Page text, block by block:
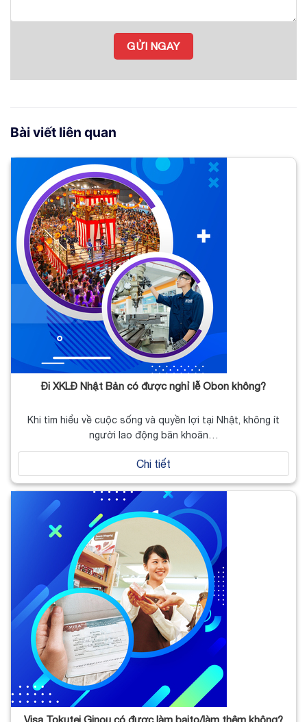
Bài viết liên quan
Đi XKLĐ Nhật Bản có được nghỉ lễ Obon không?
Khi tìm hiểu về cuộc sống và quyền lợi tại Nhật, không ít
người lao động băn khoăn…
Chi tiết
Visa Tokutei Ginou có được làm baito/làm thêm không?